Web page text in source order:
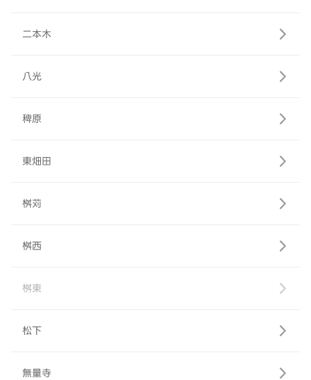
二本木
八光
稗原
東畑田
桝苅
桝西
桝東
松下
無量寺